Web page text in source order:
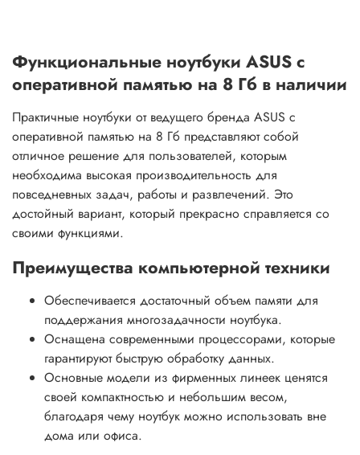
Функциональные ноутбуки ASUS с
оперативной памятью на 8 Гб в наличии
Практичные ноутбуки от ведущего бренда ASUS с
оперативной памятью на 8 Гб представляют собой
отличное решение для пользователей, которым
необходима высокая производительность для
повседневных задач, работы и развлечений. Это
достойный вариант, который прекрасно справляется со
своими функциями.
Преимущества компьютерной техники
Обеспечивается достаточный объем памяти для
поддержания многозадачности ноутбука.
Оснащена современными процессорами, которые
гарантируют быструю обработку данных.
Основные модели из фирменных линеек ценятся
своей компактностью и небольшим весом,
благодаря чему ноутбук можно использовать вне
дома или офиса.